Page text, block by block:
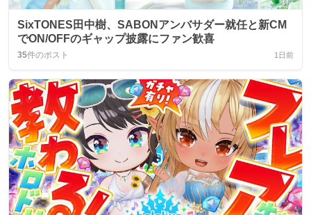
SixTONES田中樹、SABONアンバサダー就任と新CM
でON/OFFのギャップ披露にファン歓喜
35件のポスト 1日前